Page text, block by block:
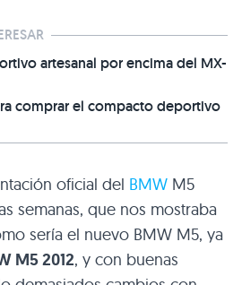
artesanal por encima del MX-
comprar el compacto deportivo
oficial del BMW M5
semanas, que nos mostraba
sería el nuevo BMW M5, ya
M5 2012, y con buenas